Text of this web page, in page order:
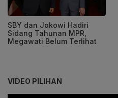
SBY dan Jokowi Hadiri
Sidang Tahunan MPR,
Megawati Belum Terlihat
VIDEO PILIHAN